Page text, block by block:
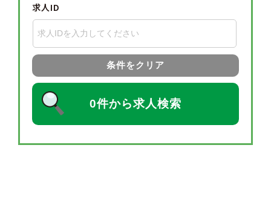
求人ID
条件をクリア
0件から求人検索